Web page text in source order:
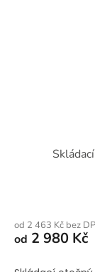
od 2 463 Kč bez
od 2 980 Kč